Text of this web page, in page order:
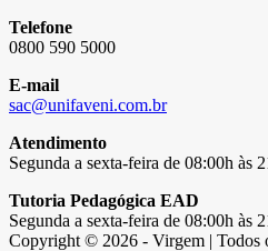
Telefone
0800 590 5000
E-mail
sac@unifaveni.com.br
Atendimento
Segunda a sexta-feira de 08:00h às
Tutoria Pedagógica EAD
Segunda a sexta-feira de 08:00h às
Copyright © 2026 - Virgem | Todos